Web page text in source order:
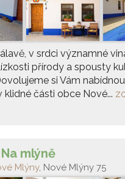
v srdci významné
přírody a spousty
si Vám
klidné části obce Nové...
mlýně
Mlýny, Nové Mlýny 75